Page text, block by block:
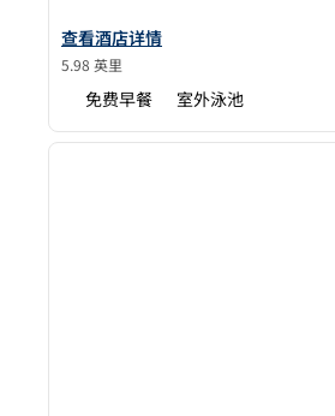
查看 Embassy Suites by Hilton
查看酒店详情
5.98 英里
免费早餐 室外泳池
1/12